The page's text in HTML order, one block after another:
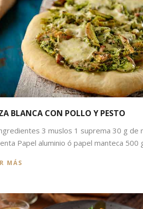
BLANCA CON POLLO Y PESTO
3 muslos 1 suprema 30 g de
Papel aluminio ó papel manteca 500
MÁS